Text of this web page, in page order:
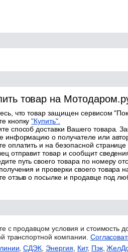
товар на
что товар защищен сервисом
кнопку"Купить".
способ доставки Вашего товара.
информацию о получателе или
оплатить и на безопасной странице
отправит товар и сообщит
путь своего товара по номеру
и проверки своего товара
отзыв о посылке и продавце под
с продавцом условия и стоимость
транспортной компании.
,СДЭК Энергия Кит, Пэк,